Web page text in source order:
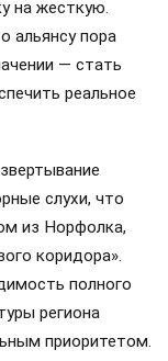
на жесткую.
альянсу пора
— стать
реальное
слухи, что
из Норфолка,
коридора».
полного
региона
приоритетом.